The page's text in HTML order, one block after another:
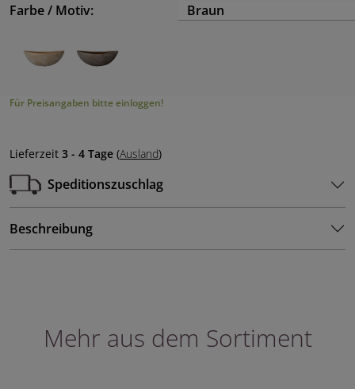
Farbe / Motiv: Braun
Für Preisangaben bitte einloggen!
Lieferzeit 3 - 4 Tage (Ausland)
Speditionszuschlag
Beschreibung
Mehr aus dem Sortiment